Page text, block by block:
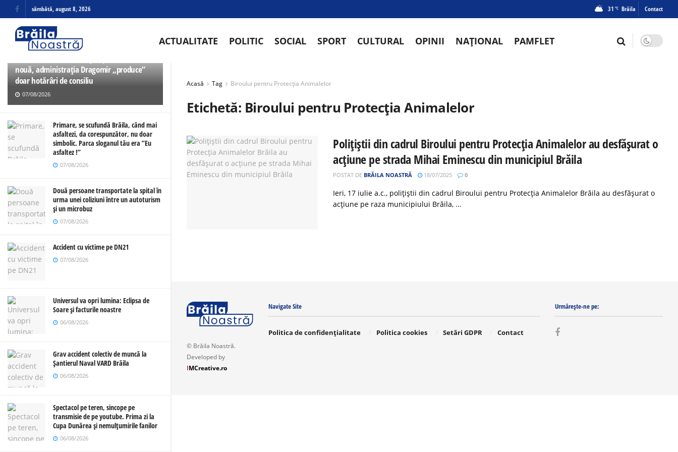
ULTIMELE TRENDING
nouă, administrația Dragomir „produce”
doar hotărâri de consiliu
07/08/2026
Primare, se scufundă Brăila, când mai
asfaltezi, da corespunzător, nu doar
simbolic. Parca sloganul tău era ”Eu
asfaltez !”
07/08/2026
Două persoane transportate la spital în
urma unei coliziuni între un autoturism
și un microbuz
07/08/2026
Accident cu victime pe DN21
07/08/2026
Universul va opri lumina: Eclipsa de
Soare și facturile noastre
06/08/2026
Grav accident colectiv de muncă la
Șantierul Naval VARD Brăila
06/08/2026
Spectacol pe teren, sincope pe
transmisie de pe youtube. Prima zi la
Cupa Dunărea și nemulțumirile fanilor
06/08/2026
sâmbătă, august 8, 2026 31 °C Brăila Contact
ACTUALITATE POLITIC SOCIAL SPORT CULTURAL OPINII NAȚIONAL PAMFLET
Acasă Tag Biroului pentru Protecția Animalelor
Etichetă: Biroului pentru Protecția Animalelor
Polițiștii din cadrul Biroului pentru Protecția Animalelor au desfășurat o
acțiune pe strada Mihai Eminescu din municipiul Brăila
POSTAT DE BRĂILA NOASTRĂ 18/07/2025 0
Ieri, 17 iulie a.c., polițiștii din cadrul Biroului pentru Protecția Animalelor Brăila au desfășurat o
acțiune pe raza municipiului Brăila, ...
© Brăila Noastră.
Developed by
IMCreative.ro
Navigate Site
Politica de confidențialitate Politica cookies Setări GDPR Contact
Urmărește-ne pe: